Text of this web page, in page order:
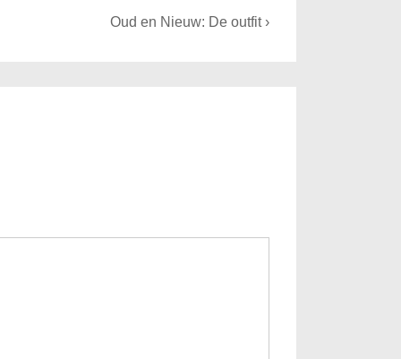
Next
Oud en Nieuw: De outfit ›